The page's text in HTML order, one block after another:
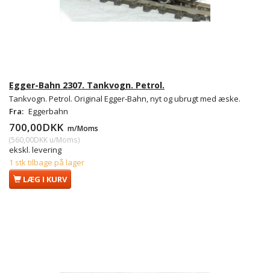
Egger-Bahn 2307. Tankvogn. Petrol.
Tankvogn. Petrol. Original Egger-Bahn, nyt og ubrugt med æske.
Fra: Eggerbahn
700,00DKK m/Moms
(560,00DKK u/Moms)
ekskl. levering
1 stk tilbage på lager
LÆG I KURV